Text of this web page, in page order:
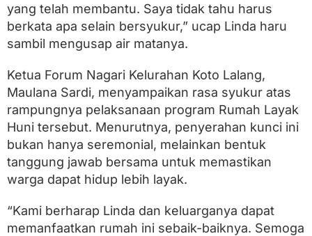
yang telah membantu. Saya tidak tahu harus
berkata apa selain bersyukur,” ucap Linda haru
sambil mengusap air matanya.
Ketua Forum Nagari Kelurahan Koto Lalang,
Maulana Sardi, menyampaikan rasa syukur atas
rampungnya pelaksanaan program Rumah Layak
Huni tersebut. Menurutnya, penyerahan kunci ini
bukan hanya seremonial, melainkan bentuk
tanggung jawab bersama untuk memastikan
warga dapat hidup lebih layak.
“Kami berharap Linda dan keluarganya dapat
memanfaatkan rumah ini sebaik-baiknya. Semoga